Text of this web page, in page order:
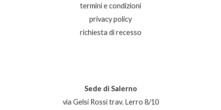
termini e condizioni
privacy policy
richiesta di recesso
Sede di Salerno
via Gelsi Rossi trav. Lerro 8/10